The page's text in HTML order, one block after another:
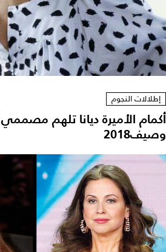
إطلالات النجوم
أكمام الأميرة ديانا تلهم مصممي
وصيف2018